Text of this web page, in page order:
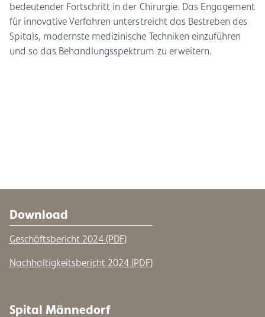
bedeutender Fortschritt in der Chirurgie. Das Engagement
für innovative Verfahren unterstreicht das Bestreben des
Spitals, modernste medizinische Techniken einzuführen
und so das Behandlungsspektrum zu erweitern.
Download
Geschäftsbericht 2024 (PDF)
Nachhaltigkeitsbericht 2024 (PDF)
Spital Männedorf